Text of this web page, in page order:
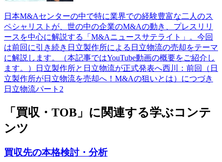
日本M&Aセンターの中で特に業界での経験豊富な二人のス
ペシャリストが、世の中の企業のM&Aの動き、プレスリリ
ースを中心に解説する「M&Aニュースサテライト」。今回
は前回に引き続き日立製作所による日立物流の売却をテーマ
に解説します。（本記事ではYouTube動画の概要をご紹介し
ます。）日立製作所と日立物流が正式発表へ西川：前回（日
立製作所が日立物流を売却へ！M&Aの狙いとは）につづき
日立物流パート2
「買収・TOB」に関連する学ぶコンテ
ンツ
買収先の本格検討・分析